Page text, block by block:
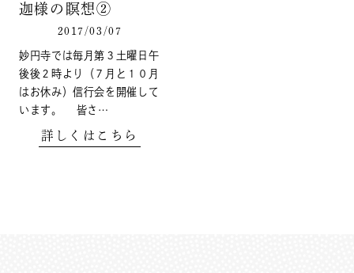
迦様の瞑想②
2017/03/07
妙円寺では毎月第３土曜日午
後後２時より（７月と１０月
はお休み）信行会を開催して
います。 皆さ…
詳しくはこちら